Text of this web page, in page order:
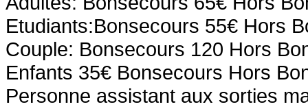
Etudiants:Bonsecours 55€ Hors
Couple: Bonsecours 120 Hors
Enfants 35€ Bonsecours Hors
Personne assistant aux sorties